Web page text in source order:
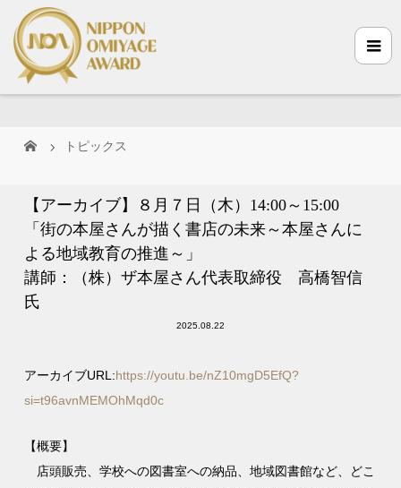
トピックス
【アーカイブ】８月７日（木）14:00～15:00
「街の本屋さんが描く書店の未来～本屋さんに
よる地域教育の推進～」
講師：（株）ザ本屋さん代表取締役 高橋智信
氏
2025.08.22
アーカイブURL:https://youtu.be/nZ10mgD5EfQ?
si=t96avnMEMOhMqd0c
【概要】
店頭販売、学校への図書室への納品、地域図書館など、どこ